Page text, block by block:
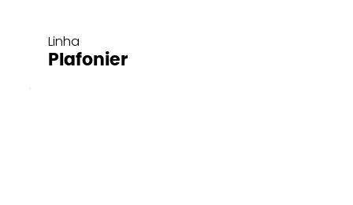
Linha
Plafonier